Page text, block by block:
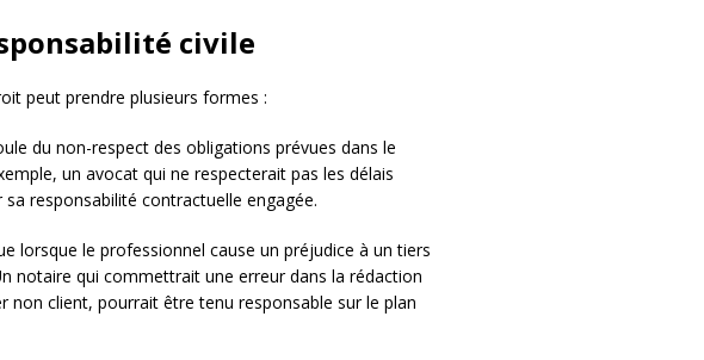
civile
peut prendre plusieurs formes :
du non-respect des obligations prévues dans le
un avocat qui ne respecterait pas les délais
responsabilité contractuelle engagée.
lorsque le professionnel cause un préjudice à un tiers
notaire qui commettrait une erreur dans la rédaction
non client, pourrait être tenu responsable sur le plan